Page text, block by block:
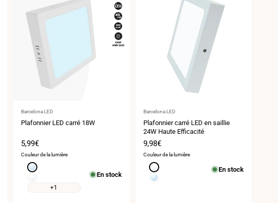
Fournisseur
:
Barcelona LED
Plafonnier LED carré 18W
Prix
de
vente
5,99€
Couleur de la lumière
Blanc
+1
En stock
Fournisseur
:
Barcelona LED
Plafonnier carré LED en saillie
24W Haute Efficacité
Prix
de
vente
9,98€
Couleur de la lumière
Blanc
neutre
Blanc
En stock